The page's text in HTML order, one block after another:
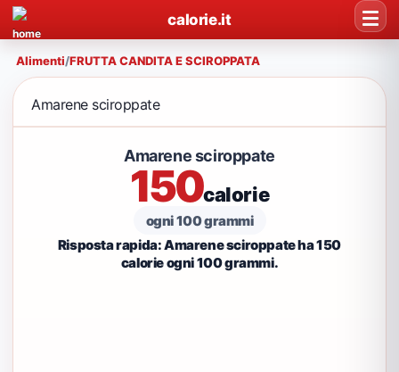
calorie.it
Alimenti/FRUTTA CANDITA E SCIROPPATA
Amarene sciroppate
Amarene sciroppate
150calorie
ogni 100 grammi
Risposta rapida: Amarene sciroppate ha 150
calorie ogni 100 grammi.